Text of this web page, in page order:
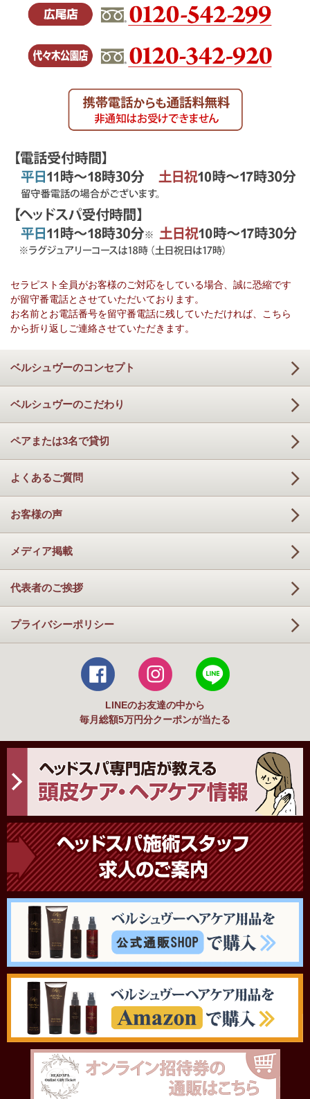
セラピスト全員がお客様のご対応をしている場合、誠に恐縮です
が留守番電話とさせていただいております。
お名前とお電話番号を留守番電話に残していただければ、こちら
から折り返しご連絡させていただきます。
ベルシュヴーのコンセプト
ベルシュヴーのこだわり
ペアまたは3名で貸切
よくあるご質問
お客様の声
メディア掲載
代表者のご挨拶
プライバシーポリシー
LINEのお友達の中から
毎月総額5万円分クーポンが当たる